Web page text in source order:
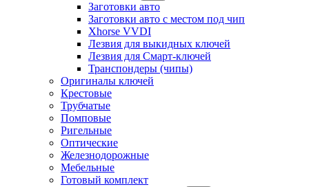
Заготовки авто
Заготовки авто с местом под чип
Xhorse VVDI
Лезвия для выкидных ключей
Лезвия для Смарт-ключей
Транспондеры (чипы)
Оригиналы ключей
Крестовые
Трубчатые
Помповые
Ригельные
Оптические
Железнодорожные
Мебельные
Готовый комплект